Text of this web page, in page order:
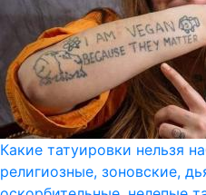
Какие татуировки нельзя
религиозные, зоновские,